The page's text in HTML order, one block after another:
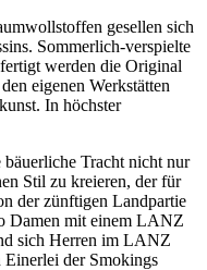
gesellen sich
Sommerlich-verspielte
werden die Original
eigenen Werkstätten
In höchster
Tracht nicht nur
Stil zu kreieren, der für
der zünftigen Landpartie
Damen mit einem LANZ
sich Herren im LANZ
der Smokings